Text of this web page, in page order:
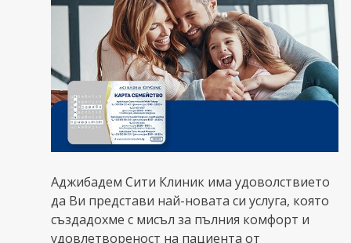
Аджибадем Сити Клиник има удоволствието
да Ви представи най-новата си услуга, която
създадохме с мисъл за пълния комфорт и
удовлетвореност на пациента от